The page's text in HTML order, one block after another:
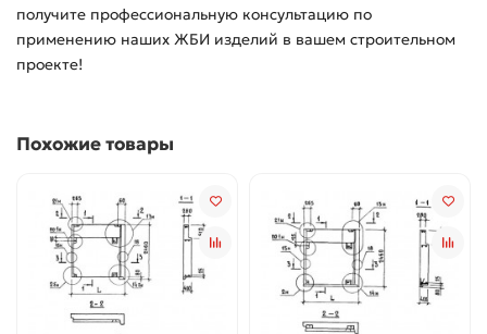
получите профессиональную консультацию по
применению наших ЖБИ изделий в вашем строительном
проекте!
Похожие товары